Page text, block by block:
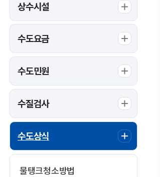
상수시설
수도요금
수도민원
수질검사
수도상식
물탱크청소방법